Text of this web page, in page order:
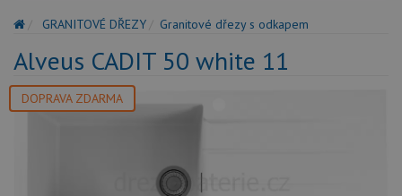
GRANITOVÉ DŘEZY Granitové dřezy s odkapem
Alveus CADIT 50 white 11
DOPRAVA ZDARMA